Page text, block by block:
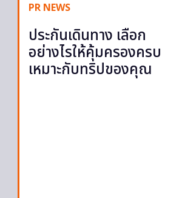
PR NEWS
ประกันเดินทาง เลือก
อย่างไรให้คุ้มครองครบ
เหมาะกับทริปของคุณ